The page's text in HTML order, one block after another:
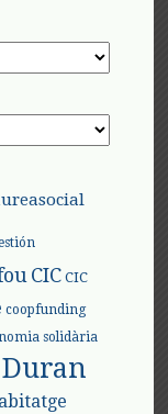
CIC CIC
coopfunding
solidària